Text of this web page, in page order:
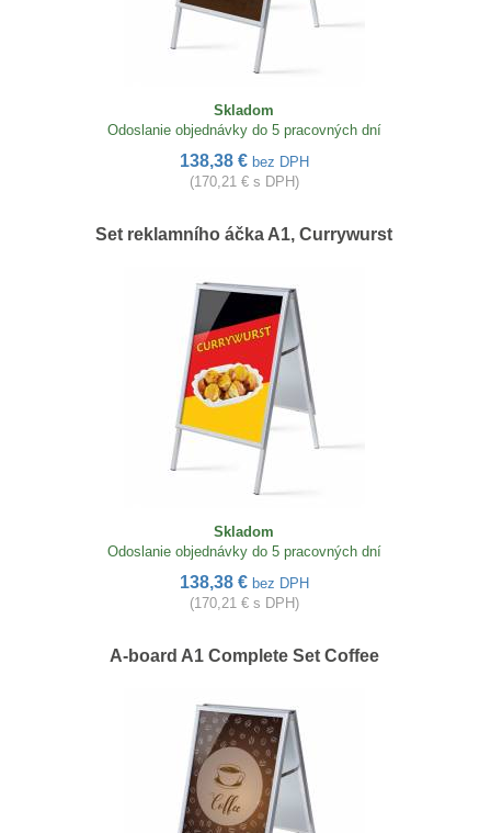
Skladom
Odoslanie objednávky do 5 pracovných dní
138,38 € bez DPH
(170,21 € s DPH)
Set reklamního áčka A1, Currywurst
Skladom
Odoslanie objednávky do 5 pracovných dní
138,38 € bez DPH
(170,21 € s DPH)
A-board A1 Complete Set Coffee